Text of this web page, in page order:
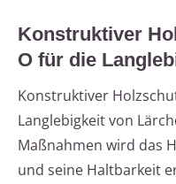
Konstruktiver
O für die
Konstruktiver
Langlebigkeit von
Maßnahmen wird das
und seine Haltbarkeit